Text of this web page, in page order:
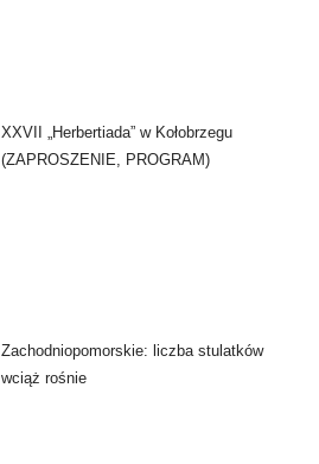
XXVII „Herbertiada” w Kołobrzegu
(ZAPROSZENIE, PROGRAM)
Zachodniopomorskie: liczba stulatków
wciąż rośnie